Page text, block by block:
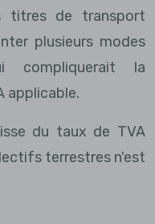
titres de transport
plusieurs modes
compliquerait la
applicable.
du taux de TVA
terrestres n'est